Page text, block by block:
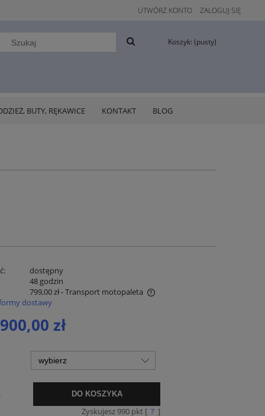
UTWÓRZ KONTO ZALOGUJ SIĘ
Koszyk: (pusty)
BUTY, RĘKAWICE KONTAKT BLOG
dostępny
48 godzin
799,00 zł- Transport motopaleta
Cena nie zawiera ewentualnych kosztów
dostawy
zł
DO KOSZYKA
Zyskujesz 990 pkt [ ? ]